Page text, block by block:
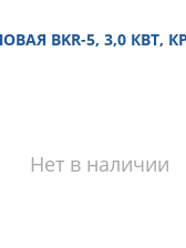
BKR-5, 3,0 КВТ,
Нет в наличии